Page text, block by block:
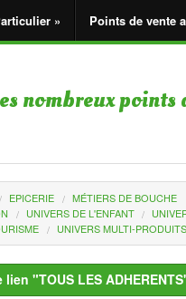
» Points de vente
nombreux points
EPICERIE
MÉTIERS DE BOUCHE
UNIVERS DE L'ENFANT
UNIVERS MULTI-PRODUITS
"TOUS LES